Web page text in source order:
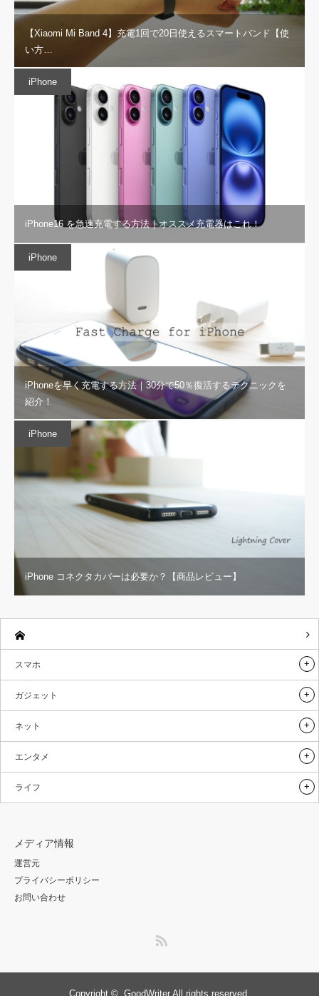
【Xiaomi Mi Band 4】充電1回で20日使えるスマートバンド【使
い方…
iPhone
iPhone16 を急速充電する方法｜オススメ充電器はこれ！
iPhone
iPhoneを早く充電する方法｜30分で50％復活するテクニックを
紹介！
iPhone
iPhone コネクタカバーは必要か？【商品レビュー】
スマホ
ガジェット
ネット
エンタメ
ライフ
メディア情報
運営元
プライバシーポリシー
お問い合わせ
Copyright © GoodWriter All rights reserved.